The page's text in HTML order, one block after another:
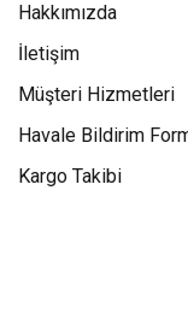
Hakkımızda
İletişim
Müşteri Hizmetleri
Havale Bildirim
Kargo Takibi